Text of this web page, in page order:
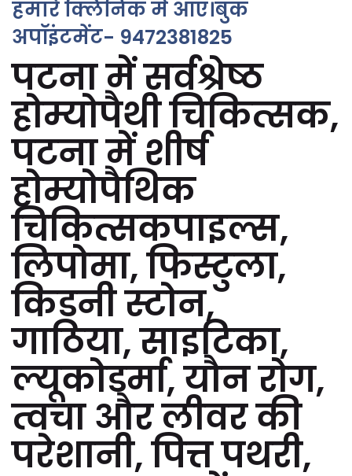
हमारे क्लिनिक में आएं।बुक
अपॉइंटमेंट- 9472381825
पटना में सर्वश्रेष्ठ
होम्योपैथी चिकित्सक,
पटना में शीर्ष
होम्योपैथिक
चिकित्सकपाइल्स,
लिपोमा, फिस्टुला,
किडनी स्टोन,
गाठिया, साइटिका,
ल्यूकोडर्मा, यौन रोग,
त्वचा और लीवर की
परेशानी, पित्त पथरी,